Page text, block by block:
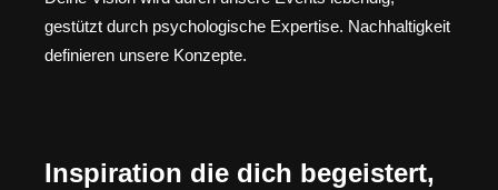
gestützt durch psychologische Expertise. Nachhaltigkeit
definieren unsere Konzepte.
Inspiration die dich begeistert,